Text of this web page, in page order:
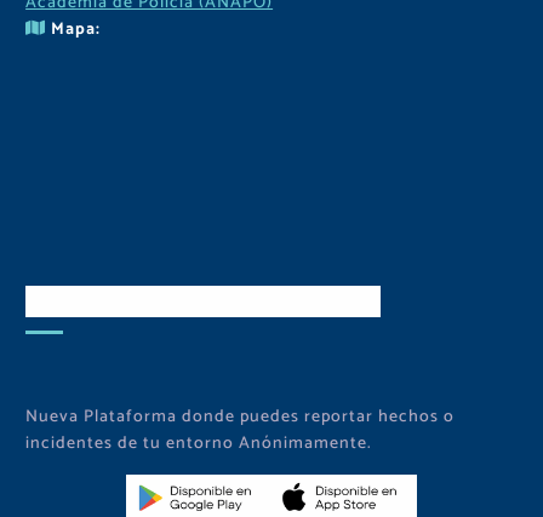
Mapa:
Nueva Plataforma donde puedes reportar hechos o
incidentes de tu entorno Anónimamente.